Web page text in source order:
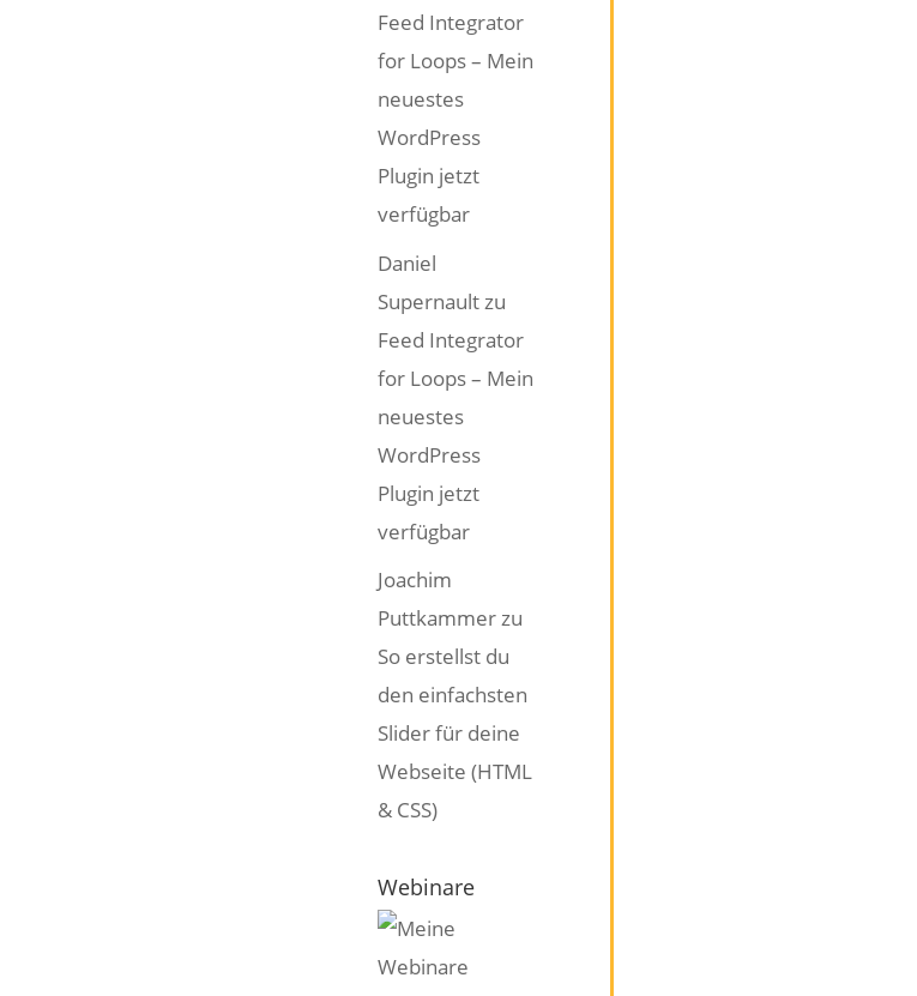
Feed Integrator
for Loops – Mein
neuestes
WordPress
Plugin jetzt
verfügbar
Daniel
Supernaultzu
Feed Integrator
for Loops – Mein
neuestes
WordPress
Plugin jetzt
verfügbar
Joachim
Puttkammerzu
So erstellst du
den einfachsten
Slider für deine
Webseite (HTML
& CSS)
Webinare